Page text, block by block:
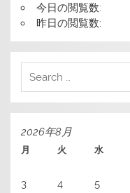
今日の閲覧数:
昨日の閲覧数:
2026年8月
月 火 水
3
4 5